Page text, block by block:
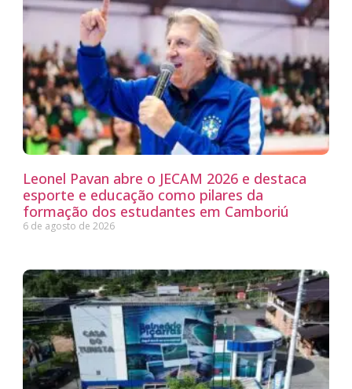
Leonel Pavan abre o JECAM 2026 e destaca
esporte e educação como pilares da
formação dos estudantes em Camboriú
6 de agosto de 2026